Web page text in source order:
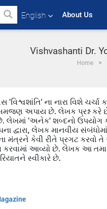
English About Us
Vishvashanti Dr.
Home
ના નારા વિશે ચર્ચા
અપાય છે. લેખક પ્રશ્ન કરે
'અનેક' શબ્દનો ઉપયોગ
દ્વારા, લેખક માનવીય
મંત્રને કેવી રીતે પ્રગટ
આવ્યો છે. લેખક આ
સ્વીકારે છે.